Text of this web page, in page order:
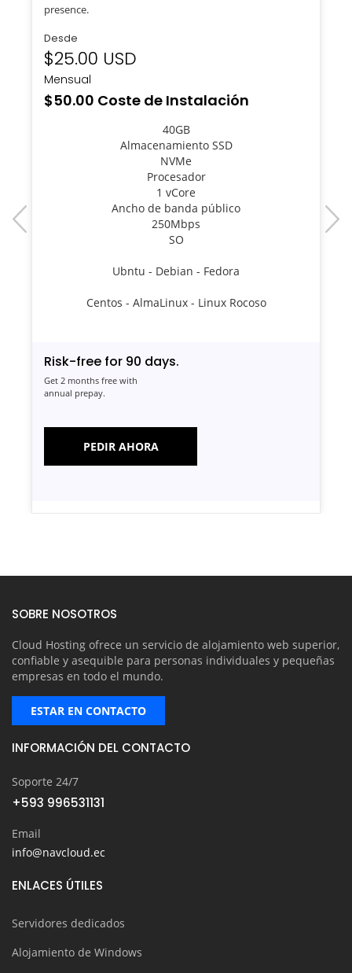
presence.
Desde
$25.00 USD
Mensual
$50.00 Coste de Instalación
40GB
Almacenamiento SSD
NVMe
Procesador
1 vCore
Ancho de banda público
250Mbps
SO
Ubntu - Debian - Fedora
Centos - AlmaLinux - Linux Rocoso
Risk-free for 90 days.
Get 2 months free with
annual prepay.
PEDIR AHORA
prev next
SOBRE NOSOTROS
Cloud Hosting ofrece un servicio de alojamiento web superior,
confiable y asequible para personas individuales y pequeñas
empresas en todo el mundo.
ESTAR EN CONTACTO
INFORMACIÓN DEL CONTACTO
Soporte 24/7
+593 996531131
Email
info@navcloud.ec
ENLACES ÚTILES
Servidores dedicados
Alojamiento de Windows